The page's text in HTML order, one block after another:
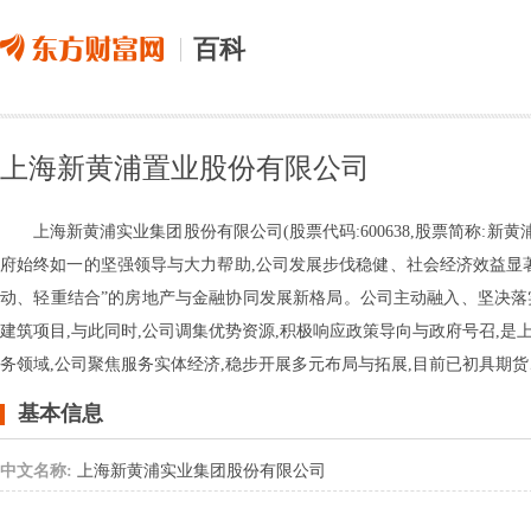
百科
上海新黄浦置业股份有限公司
上海新黄浦实业集团股份有限公司(股票代码:600638,股票简称:新
府始终如一的坚强领导与大力帮助,公司发展步伐稳健、社会经济效益
动、轻重结合”的房地产与金融协同发展新格局。公司主动融入、坚决
建筑项目,与此同时,公司调集优势资源,积极响应政策导向与政府号召,
务领域,公司聚焦服务实体经济,稳步开展多元布局与拓展,目前已初具期
基本信息
中文名称: 上海新黄浦实业集团股份有限公司